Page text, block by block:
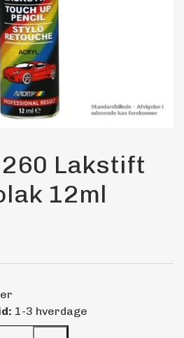
Bilstereo
Udstyr
Olie
Kemi
& Fælge
Lakstift
12ml
1-3 hverdage